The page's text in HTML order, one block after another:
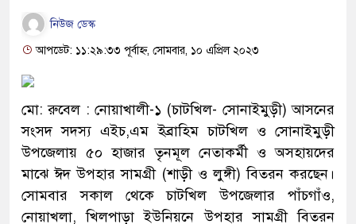
নিউজ ডেস্ক
আপডেট: ১১:২৯:৩৩ পূর্বাহ্ন, সোমবার, ১০ এপ্রিল ২০২৩
মো: রুবেল : নোয়াখালী-১ (চাটখিল- সোনাইমুড়ী) আসনের
সংসদ সদস্য এইচ,এম ইব্রাহিম চাটখিল ও সোনাইমুড়ী
উপজেলায় ৫০ হাজার তৃনমূল নেতাকর্মী ও অসহায়দের
মাঝে ঈদ উপহার সামগ্রী (শাড়ী ও লুঙ্গী) বিতরন করছেন।
সোমবার সকাল থেকে চাটখিল উপজেলার পাঁচগাঁও,
নোয়াখলা, খিলপাড়া ইউনিয়নে উপহার সামগ্রী বিতরন